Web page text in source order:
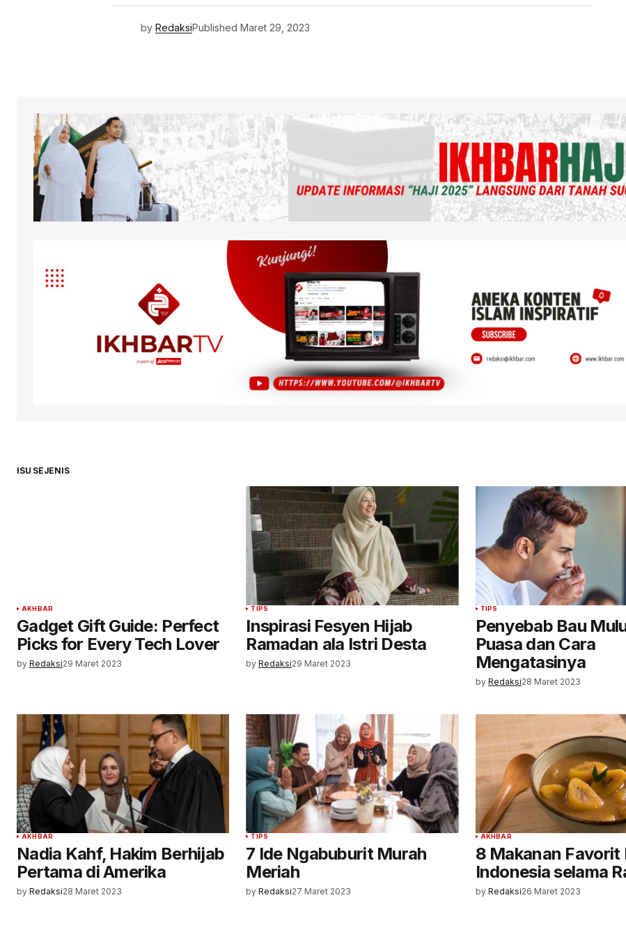
by RedaksiPublished Maret 29, 2023
ISU SEJENIS
AKHBAR
Gadget Gift Guide: Perfect
Picks for Every Tech Lover
by Redaksi29 Maret 2023
TIPS
Inspirasi Fesyen Hijab
Ramadan ala Istri Desta
by Redaksi29 Maret 2023
TIPS
Penyebab Bau
Puasa dan Cara
Mengatasinya
by Redaksi28 Maret 2023
AKHBAR
Nadia Kahf, Hakim Berhijab
Pertama di Amerika
by Redaksi28 Maret 2023
TIPS
7 Ide Ngabuburit Murah
Meriah
by Redaksi27 Maret 2023
AKHBAR
8 Makanan Favorit
Indonesia selama
by Redaksi26 Maret 2023